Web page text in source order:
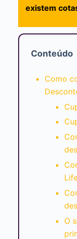
existem
Conteúdo
Como
O